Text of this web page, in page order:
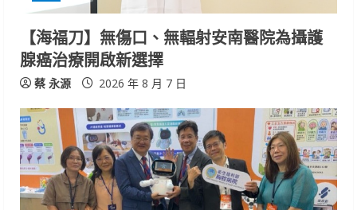
n
g
【海福刀】無傷口、無輻射安南醫院為攝護
腺癌治療開啟新選擇
蔡 永源 2026 年 8 月 7 日